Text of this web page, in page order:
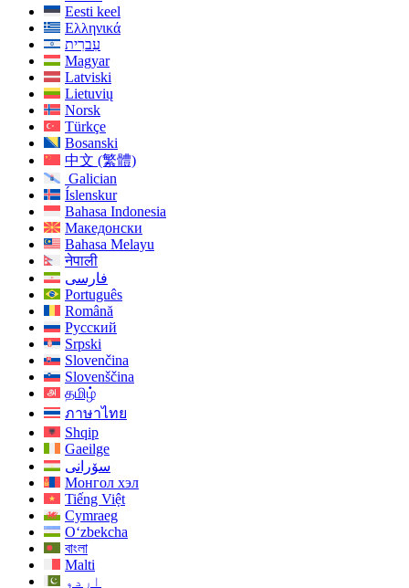
Eesti keel
Ελληνικά
עִברִית
Magyar
Latviski
Lietuvių
Norsk
Türkçe
Bosanski
中文 (繁體)
Galician
Íslenskur
Bahasa Indonesia
Македонски
Bahasa Melayu
नेपाली
فارسی
Português
Română
Русский
Srpski
Slovenčina
Slovenščina
தமிழ்
ภาษาไทย
Shqip
Gaeilge
سۆرانی
Монгол хэл
Tiếng Việt
Cymraeg
O‘zbekcha
বাংলা
Malti
اردو